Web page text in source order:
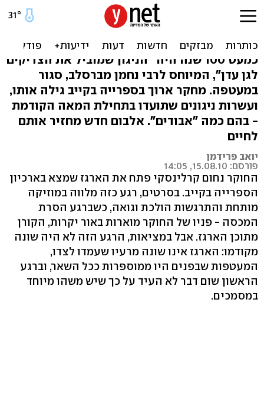
בכורה: השירים האבודים של
רבי נחמן מברסלב
כמעט 100 שנה היה "הניגון שמוביל את הצדיקים
לגן עדן", המיוחס לרבי נחמן מברסלב, סגור
במעטפה. מחקר ארוך בספרייה בקייב גילה אותו,
ועשרות ניגונים שתועדו בתחילת המאה הקודמת
- בהם כמה "אבודים". אלבום חדש מחזיר אותם
לחיים
יואב פרידמן
פורסם: 15.08.10, 14:05
החוקר נחום קרלינסקי פתח את הארגז שמצא בארכיון
הספרייה בקייב. בסרטים, רגע כזה מלווה במוזיקה
מותחת והתרגשות הולכת וגואה, כשברגע הסרת
המכסה - פניו של החוקר מוארות באור יקרות, הקורן
מתוכן הארגז. אבל במציאות, הרגע הזה לא היה שונה
מקודמו: הארגז אינו שונה מרעיו שעמדו לצדו,
המעטפות שבפנים היו ממוספרות ככל השאר, וברגע
הראשון שום דבר לא העיד על כך שיש משהו מיוחד
במסמכים.